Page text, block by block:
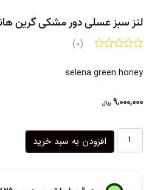
لنز سبز عسلی دور مشکی گرین
(0)
selena green honey
9,000,000 ریال
لنز
مشکی
افزودن به سبد خرید